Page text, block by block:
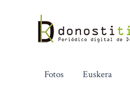
contenido
Fotos Euskera